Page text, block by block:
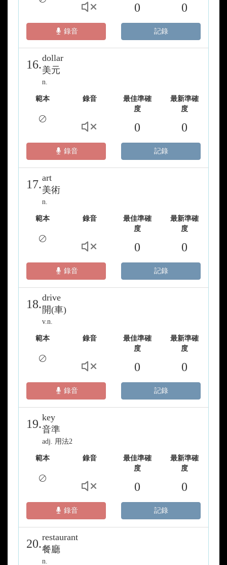
0 0
錄音 記錄
16.dollar
美元
n.
範本 錄音
最佳準確
度
最新準確
度
0 0
錄音 記錄
17.art
美術
n.
範本 錄音
最佳準確
度
最新準確
度
0 0
錄音 記錄
18.drive
開(車)
v.n.
範本 錄音
最佳準確
度
最新準確
度
0 0
錄音 記錄
19.key
音準
adj. 用法2
範本 錄音
最佳準確
度
最新準確
度
0 0
錄音 記錄
20.restaurant
餐廳
n.